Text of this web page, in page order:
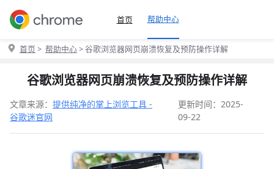
首页 帮助中心
首页 > 帮助中心> 谷歌浏览器网页崩溃恢复及预防操作详解
谷歌浏览器网页崩溃恢复及预防操作详解
文章来源： 提供纯净的掌上浏览工具 -
谷歌迷官网
更新时间：2025-
09-22